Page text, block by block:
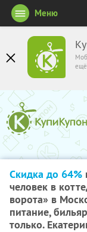
Меню
Скидка до 64%
человек в
ворота» в
питание,
только.